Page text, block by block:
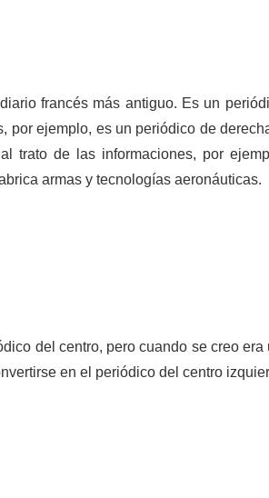
francés más antiguo. Es un
por ejemplo, es un periódico de
trato de las informaciones, por
armas y tecnologías aeronáuticas.
del centro, pero cuando se creo era
en el periódico del centro